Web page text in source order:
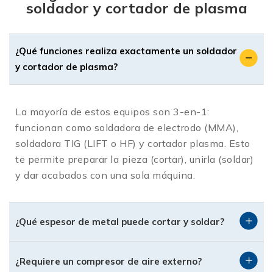
más rentable adquirir una unidad multi-
proceso que comprar por separado una
máquina de soldar y una cortadora.
Portabilidad Extrema:Ideal para trabajos
cargar múltiples equipos es poco práctico.
Versatilidad de Procesos:Podrás alternar
entre soldadura por electrodo revestido
(MMA), soldadura TIG y corte por plasma con
solo cambiar la antorcha y ajustar el panel.
servicio móvil.
Calidad Garantizada en
soldador y cortador de plasma
¿Qué funciones realiza exactamente un soldador
y cortador de plasma?
La mayoría de estos equipos son 3-en-1:
funcionan como soldadora de electrodo (MMA),
soldadora TIG (LIFT o HF) y cortador plasma. Esto
te permite preparar la pieza (cortar), unirla (soldar)
y dar acabados con una sola máquina.
¿Qué espesor de metal puede cortar y soldar?
¿Requiere un compresor de aire externo?